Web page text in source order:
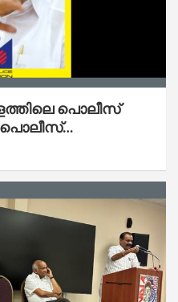
പൊലീസ്
പൊലീസ്
മാറുകയാണ് :